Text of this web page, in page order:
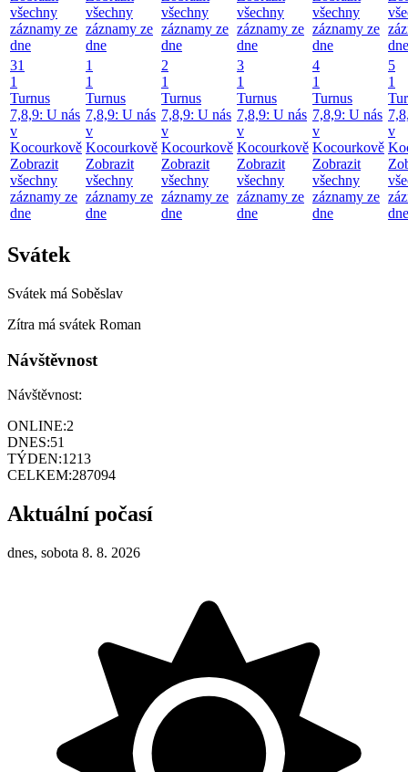
všechny
záznamy ze
dne
všechny
záznamy ze
dne
všechny
záznamy ze
dne
všechny
záznamy ze
dne
všechny
záznamy ze
dne
dne
31
1
Turnus
7,8,9: U nás
v
Kocourkově
Zobrazit
všechny
záznamy ze
dne
1
1
Turnus
7,8,9: U nás
v
Kocourkově
Zobrazit
všechny
záznamy ze
dne
2
1
Turnus
7,8,9: U nás
v
Kocourkově
Zobrazit
všechny
záznamy ze
dne
3
1
Turnus
7,8,9: U nás
v
Kocourkově
Zobrazit
všechny
záznamy ze
dne
4
1
Turnus
7,8,9: U nás
v
Kocourkově
Zobrazit
všechny
záznamy ze
dne
5
1
v
dne
Svátek
Svátek má Soběslav
Zítra má svátek Roman
Návštěvnost
Návštěvnost:
ONLINE:2
DNES:51
TÝDEN:1213
CELKEM:287094
Aktuální počasí
dnes, sobota 8. 8. 2026